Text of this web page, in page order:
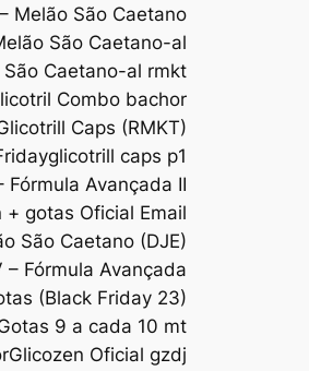
Melão São Caetano
São Caetano-al
Caetano-al rmkt
Combo bachor
Caps (RMKT)
glicotrill caps p1
Fórmula Avançada II
+ gotas Oficial Email
São Caetano (DJE)
– Fórmula Avançada
(Black Friday 23)
9 a cada 10 mt
Glicozen Oficial gzdj